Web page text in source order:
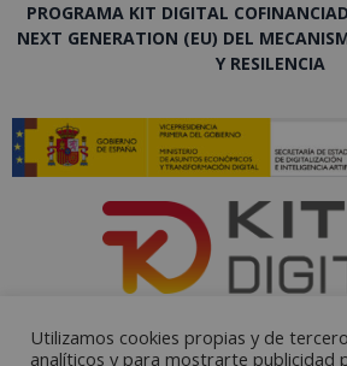
PROGRAMA KIT DIGITAL
NEXT GENERATION (EU) DEL
Y RESILENCIA
Utilizamos cookies propias y de
analíticos y para mostrarte publicidad